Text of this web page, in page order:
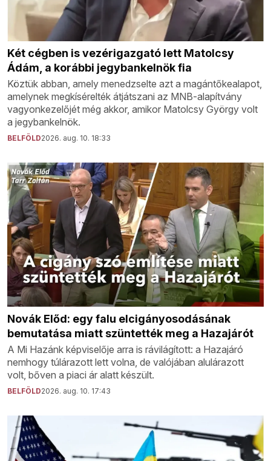
Két cégben is vezérigazgató lett Matolcsy
Ádám, a korábbi jegybankelnök fia
Köztük abban, amely menedzselte azt a magántőkealapot,
amelynek megkísérelték átjátszani az MNB-alapítvány
vagyonkezelőjét még akkor, amikor Matolcsy György volt
a jegybankelnök.
BELFÖLD2026. aug. 10. 18:33
Novák Előd: egy falu elcigányosodásának
bemutatása miatt szüntették meg a Hazajárót
A Mi Hazánk képviselője arra is rávilágított: a Hazajáró
nemhogy túlárazott lett volna, de valójában alulárazott
volt, bőven a piaci ár alatt készült.
BELFÖLD2026. aug. 10. 17:43